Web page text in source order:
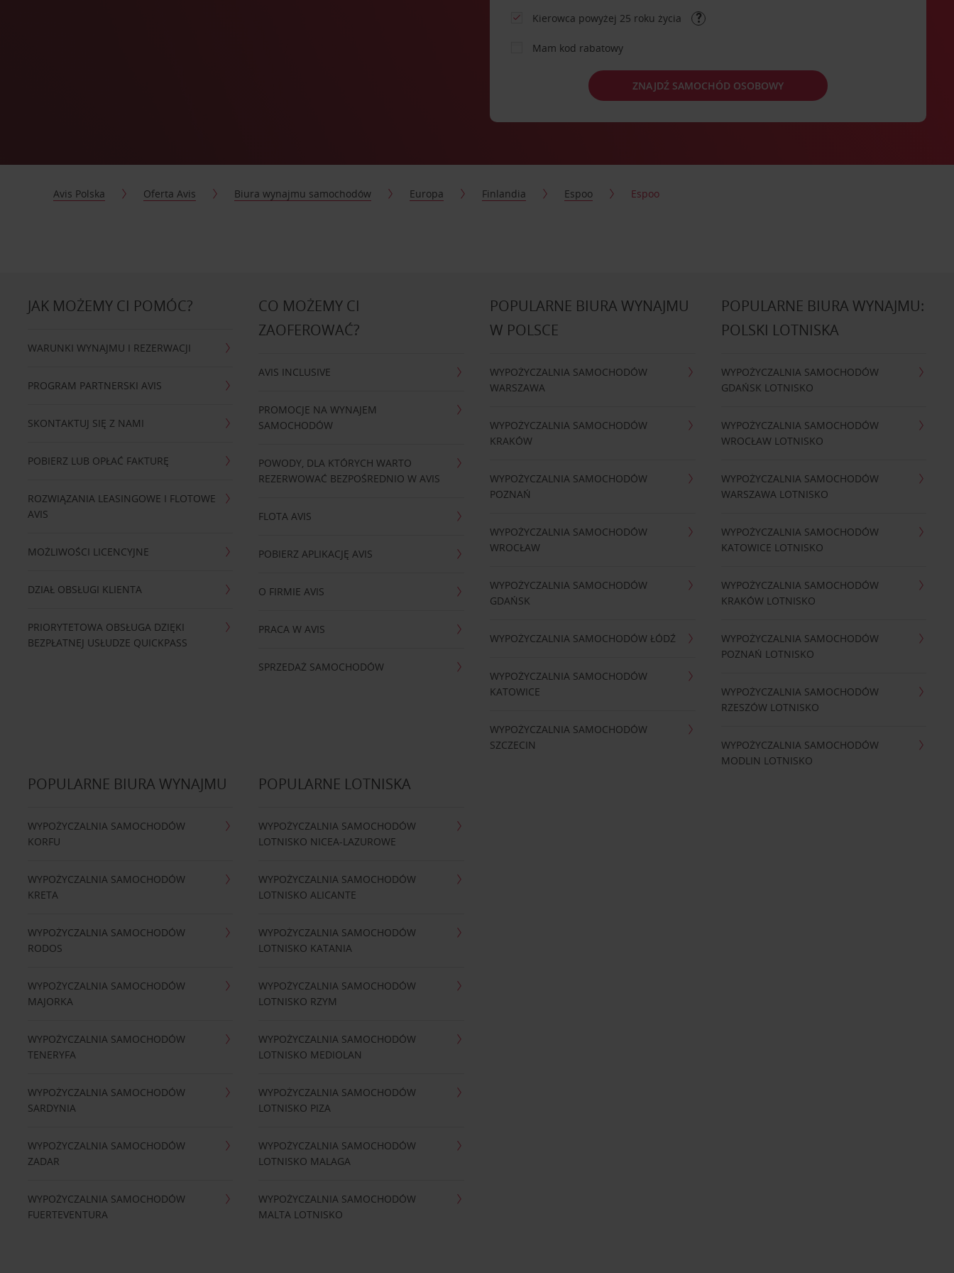
Kierowca powyżej 25 roku życia
Mam kod rabatowy
ZNAJDŹ SAMOCHÓD OSOBOWY
Avis Polska Oferta Avis Biura wynajmu samochodów Europa Finlandia Espoo Espoo
JAK MOŻEMY CI POMÓC?
WARUNKI WYNAJMU I REZERWACJI
PROGRAM PARTNERSKI AVIS
SKONTAKTUJ SIĘ Z NAMI
POBIERZ LUB OPŁAĆ FAKTURĘ
ROZWIĄZANIA LEASINGOWE I FLOTOWE
AVIS
MOŻLIWOŚCI LICENCYJNE
DZIAŁ OBSŁUGI KLIENTA
PRIORYTETOWA OBSŁUGA DZIĘKI
BEZPŁATNEJ USŁUDZE QUICKPASS
CO MOŻEMY CI
ZAOFEROWAĆ?
AVIS INCLUSIVE
PROMOCJE NA WYNAJEM
SAMOCHODÓW
POWODY, DLA KTÓRYCH WARTO
REZERWOWAĆ BEZPOŚREDNIO W AVIS
FLOTA AVIS
POBIERZ APLIKACJĘ AVIS
O FIRMIE AVIS
PRACA W AVIS
SPRZEDAŻ SAMOCHODÓW
POPULARNE BIURA WYNAJMU
W POLSCE
WYPOŻYCZALNIA SAMOCHODÓW
WARSZAWA
WYPOŻYCZALNIA SAMOCHODÓW
KRAKÓW
WYPOŻYCZALNIA SAMOCHODÓW
POZNAŃ
WYPOŻYCZALNIA SAMOCHODÓW
WROCŁAW
WYPOŻYCZALNIA SAMOCHODÓW
GDAŃSK
WYPOŻYCZALNIA SAMOCHODÓW ŁÓDŹ
WYPOŻYCZALNIA SAMOCHODÓW
KATOWICE
WYPOŻYCZALNIA SAMOCHODÓW
SZCZECIN
POPULARNE BIURA WYNAJMU:
POLSKI LOTNISKA
WYPOŻYCZALNIA SAMOCHODÓW
GDAŃSK LOTNISKO
WYPOŻYCZALNIA SAMOCHODÓW
WROCŁAW LOTNISKO
WYPOŻYCZALNIA SAMOCHODÓW
WARSZAWA LOTNISKO
WYPOŻYCZALNIA SAMOCHODÓW
KATOWICE LOTNISKO
WYPOŻYCZALNIA SAMOCHODÓW
KRAKÓW LOTNISKO
WYPOŻYCZALNIA SAMOCHODÓW
POZNAŃ LOTNISKO
WYPOŻYCZALNIA SAMOCHODÓW
RZESZÓW LOTNISKO
WYPOŻYCZALNIA SAMOCHODÓW
MODLIN LOTNISKO
POPULARNE BIURA WYNAJMU
WYPOŻYCZALNIA SAMOCHODÓW
KORFU
WYPOŻYCZALNIA SAMOCHODÓW
KRETA
WYPOŻYCZALNIA SAMOCHODÓW
RODOS
WYPOŻYCZALNIA SAMOCHODÓW
MAJORKA
WYPOŻYCZALNIA SAMOCHODÓW
TENERYFA
WYPOŻYCZALNIA SAMOCHODÓW
SARDYNIA
WYPOŻYCZALNIA SAMOCHODÓW
ZADAR
WYPOŻYCZALNIA SAMOCHODÓW
FUERTEVENTURA
POPULARNE LOTNISKA
WYPOŻYCZALNIA SAMOCHODÓW
LOTNISKO NICEA-LAZUROWE
WYPOŻYCZALNIA SAMOCHODÓW
LOTNISKO ALICANTE
WYPOŻYCZALNIA SAMOCHODÓW
LOTNISKO KATANIA
WYPOŻYCZALNIA SAMOCHODÓW
LOTNISKO RZYM
WYPOŻYCZALNIA SAMOCHODÓW
LOTNISKO MEDIOLAN
WYPOŻYCZALNIA SAMOCHODÓW
LOTNISKO PIZA
WYPOŻYCZALNIA SAMOCHODÓW
LOTNISKO MALAGA
WYPOŻYCZALNIA SAMOCHODÓW
MALTA LOTNISKO